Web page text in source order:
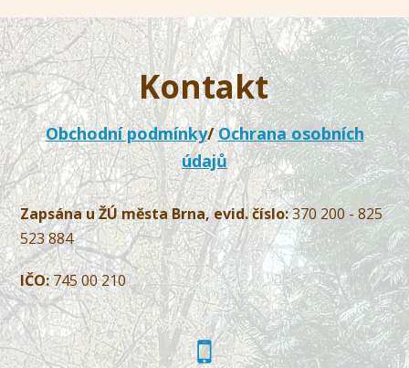
Kontakt
Obchodní podmínky/Ochrana osobních
údajů
Zapsána u ŽÚ města Brna, evid. číslo:370 200 - 825
523 884
IČO:745 00 210